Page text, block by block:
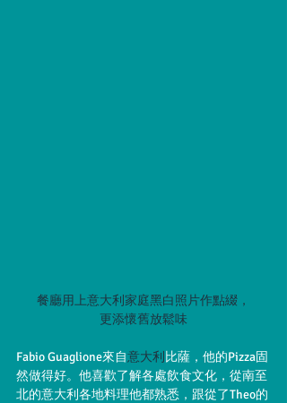
餐廳用上意大利家庭黑白照片作點綴，
更添懷舊放鬆味
Fabio Guaglione來自意大利 比薩，他的Pizza固
然做得好。他喜歡了解各處飲食文化，從南至
北的意大利各地料理他都熟悉，跟從了Theo的